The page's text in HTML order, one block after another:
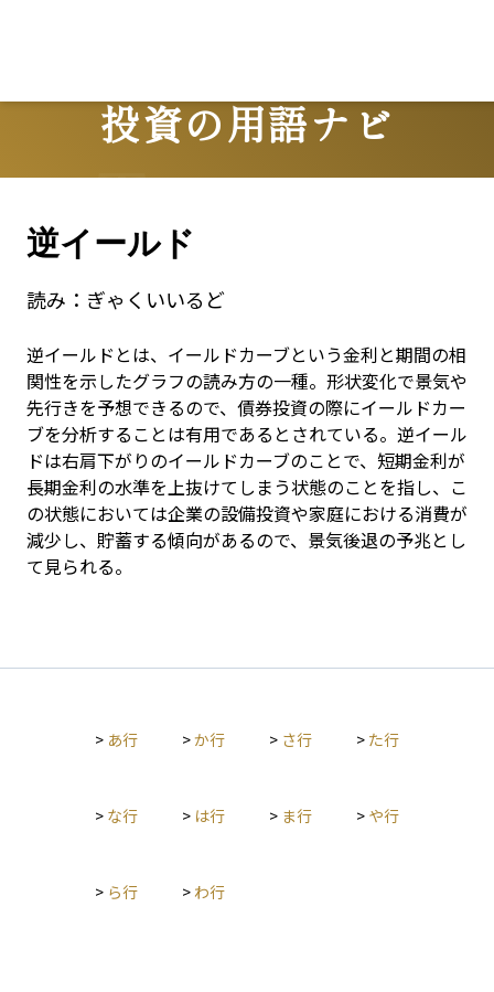
投資の用語ナビ
Terms
逆イールド
読み： ぎゃくいいるど
逆イールドとは、イールドカーブという金利と期間の相
関性を示したグラフの読み方の一種。形状変化で景気や
先行きを予想できるので、債券投資の際にイールドカー
ブを分析することは有用であるとされている。逆イール
ドは右肩下がりのイールドカーブのことで、短期金利が
長期金利の水準を上抜けてしまう状態のことを指し、こ
の状態においては企業の設備投資や家庭における消費が
減少し、貯蓄する傾向があるので、景気後退の予兆とし
て見られる。
> あ行 >か行 > さ行 > た行
> な行 > は行 > ま行 > や行
> ら行 > わ行